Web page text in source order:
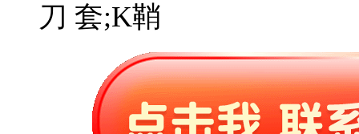
刀 套;K鞘